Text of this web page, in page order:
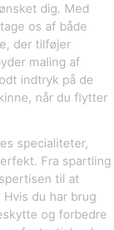
dig. Med
os af både
der tilføjer
maling af
indtryk på de
når du flytter
specialiteter,
Fra spartling
til at
du har brug
og forbedre